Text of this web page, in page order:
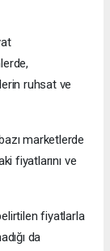
ruhsat ve
marketlerde
fiyatlarını ve
fiyatlarla
da